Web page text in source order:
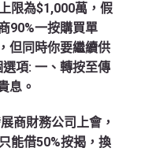
限為$1,000萬，假
90%一按購買單
但同時你要繼續供
項: 一、轉按至傳
息。
商財務公司上會，
能借50%按揭，換